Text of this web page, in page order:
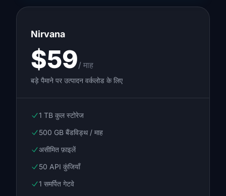
Nirvana
$59/ माह
बड़े पैमाने पर उत्पादन वर्कलोड के लिए
1 TB कुल स्टोरेज
500 GB बैंडविड्थ / माह
असीमित फ़ाइलें
50 API कुंजियाँ
1 समर्पित गेटवे